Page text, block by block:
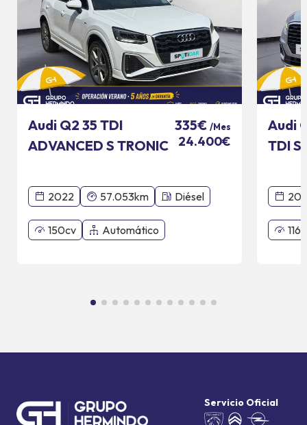
Audi Q2 35 TDI
ADVANCED S TRONIC
335€ /Mes
24.400€
2022 57.053km Diésel
150cv Automático
Audi
TDI
Servicio Oficial